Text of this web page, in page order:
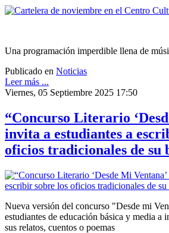
Una programación imperdible llena de
Publicado en Noticias
Leer más ...
Viernes, 05 Septiembre 2025 17:50
“Concurso Literario
invita a estudiantes a
oficios tradicionales de su
Nueva versión del concurso "Desde mi
estudiantes de educación básica y media a
sus relatos, cuentos o poemas